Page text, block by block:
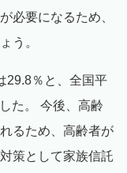
必要になるため、
う。
29.8％と、全国平
た。 今後、高齢
るため、高齢者が
策として家族信託